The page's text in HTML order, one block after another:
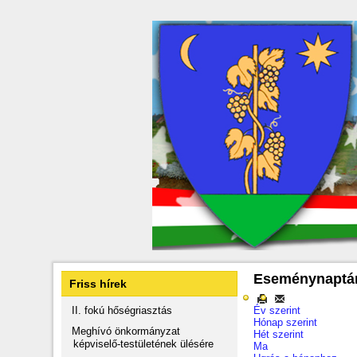
Friss hírek
II. fokú hőségriasztás
Meghívó önkormányzat
képviselő-testületének ülésére
Év szerint
Hónap szerint
Hét szerint
Ma